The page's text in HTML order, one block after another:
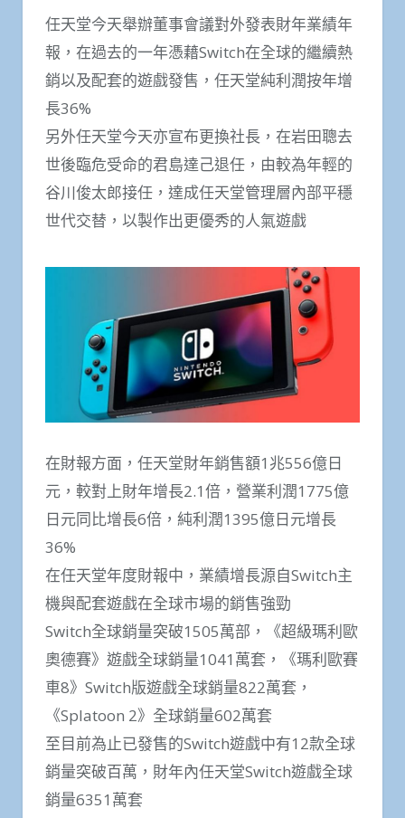
任天堂今天舉辦董事會議對外發表財年業績年
報，在過去的一年憑藉Switch在全球的繼續熱
銷以及配套的遊戲發售，任天堂純利潤按年增
長36%
另外任天堂今天亦宣布更換社長，在岩田聰去
世後臨危受命的君島達己退任，由較為年輕的
谷川俊太郎接任，達成任天堂管理層內部平穩
世代交替，以製作出更優秀的人氣遊戲
在財報方面，任天堂財年銷售額1兆556億日
元，較對上財年增長2.1倍，營業利潤1775億
日元同比增長6倍，純利潤1395億日元增長
36%
在任天堂年度財報中，業績增長源自Switch主
機與配套遊戲在全球市場的銷售強勁
Switch全球銷量突破1505萬部，《超級瑪利歐
奧德賽》遊戲全球銷量1041萬套，《瑪利歐賽
車8》Switch版遊戲全球銷量822萬套，
《Splatoon 2》全球銷量602萬套
至目前為止已發售的Switch遊戲中有12款全球
銷量突破百萬，財年內任天堂Switch遊戲全球
銷量6351萬套